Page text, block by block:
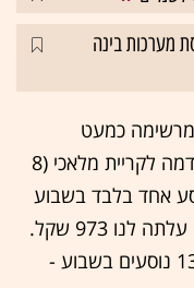
מערכות בינה
מרשימה כמעט
אינסופית של קווים ריקים: בקו 76 מקדמה לקריית מלאכי (8
אחד בלבד בשבוע
במהלך הרבעון הראשון. הנסיעה שלו עלתה לנו 973 שקל.
בקו 42 מרבדים ליואב (11 ק"מ), היו 13 נוסעים בשבוע -